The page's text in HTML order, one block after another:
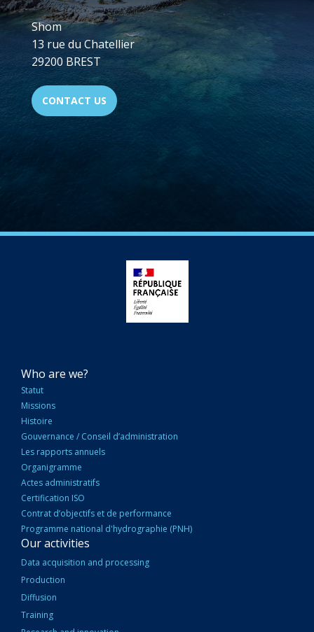
Shom
13 rue du Chatellier
29200 BREST
CONTACT US
NAVIGATION
PRINCIPALE
Who are we?
Statut
Missions
Histoire
Gouvernance / Conseil d’administration
Les rapports annuels
Organigramme
Actes administratifs
Certification ISO
Contrat d’objectifs et de performance
Programme national d'hydrographie (PNH)
Our activities
Data acquisition and processing
Production
Diffusion
Training